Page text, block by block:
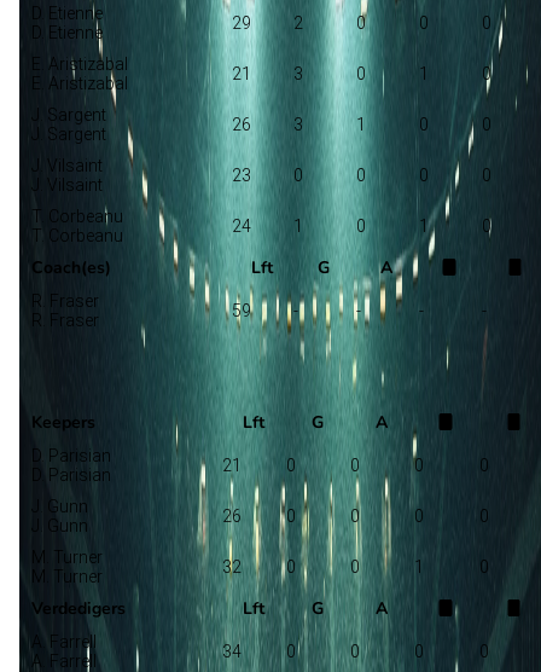
D. Etienne
D. Etienne
29 2 0 0 0
E. Aristizabal
E. Aristizabal
21 3 0 1 0
J. Sargent
J. Sargent
26 3 1 0 0
J. Vilsaint
J. Vilsaint
23 0 0 0 0
T. Corbeanu
T. Corbeanu
24 1 0 1 0
Coach(es) Lft G A
R. Fraser
R. Fraser
59 - - - -
Keepers Lft G A
D. Parisian
D. Parisian
21 0 0 0 0
J. Gunn
J. Gunn
26 0 0 0 0
M. Turner
M. Turner
32 0 0 1 0
Verdedigers Lft G A
A. Farrell
A. Farrell
34 0 0 0 0